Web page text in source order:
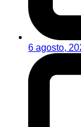
6 agosto,